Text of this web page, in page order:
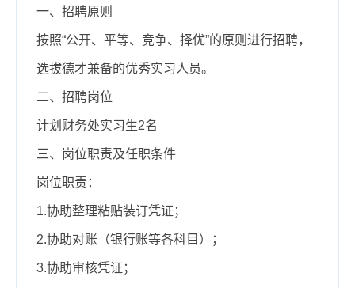
一、招聘原则
按照“公开、平等、竞争、择优”的原则进行招聘，
选拔德才兼备的优秀实习人员。
二、招聘岗位
计划财务处实习生2名
三、岗位职责及任职条件
岗位职责：
1.协助整理粘贴装订凭证；
2.协助对账（银行账等各科目）；
3.协助审核凭证；